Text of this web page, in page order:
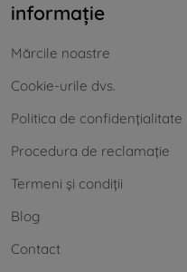
informație
Mărcile noastre
Cookie-urile dvs.
Politica de confidențialitate
Procedura de reclamație
Termeni și condiții
Blog
Contact